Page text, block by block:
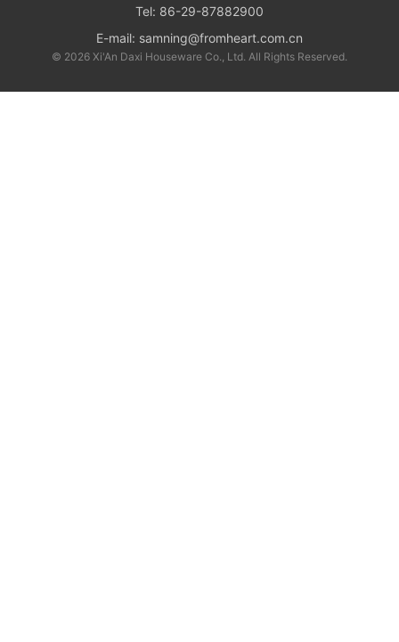
Tel: 86-29-87882900
E-mail: samning@fromheart.com.cn
© 2026 Xi'An Daxi Houseware Co., Ltd. All Rights Reserved.